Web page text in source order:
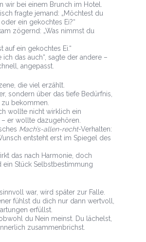
wir bei einem Brunch im Hotel.
fragte jemand: „Möchtest du
ein gekochtes Ei?“
zögernd: „Was nimmst du
auf ein gekochtes Ei.“
ich das auch“, sagte der andere –
angepasst.
die viel erzählt.
sondern über das tiefe Bedürfnis,
bekommen.
wollte nicht wirklich ein
– er wollte dazugehören.
Mach’s-allen-recht-Verhalten:
entsteht erst im Spiegel des
das nach Harmonie, doch
ein Stück Selbstbestimmung
war, wird später zur Falle.
fühlst du dich nur dann wertvoll,
erfüllst.
du Nein meinst. Du lächelst,
zusammenbrichst.